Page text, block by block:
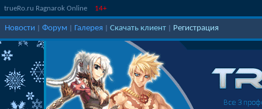
trueRo.ru Ragnarok Online 14+
Новости Форум Галерея Скачать клиент Регистрация